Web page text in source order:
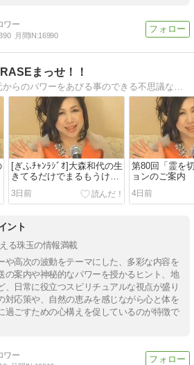
月間IN:16990
まっせ！！
このブログは、高次元からのパワーをあびる事のできる不思議なブログ。あなたの人生を望むとおりに歩めるように、毎日、ここへ帰ってきてね。
[ぎふﾁｬﾝﾗｼﾞｵ]大森和代の生
きてるだけでまるもうけ
(8/1放送分)
3日前
第80回「霊を
ョンのご案内
4日前
ント
る珠玉の情報満載
や高次の波動をテーマにした、多彩な内容を
の案内や神秘的なパワーを授かるヒント、地
、日常に役立つスピリチュアルな視点が盛り
対応策や、自然の恵みを感じながら心と体を
過ごすための心構えを促しているのが特徴で